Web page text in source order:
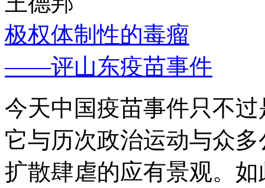
极权体制性的毒瘤
——评山东疫苗事件
今天中国疫苗事件只不
它与历次政治运动与众
扩散肆虐的应有景观。